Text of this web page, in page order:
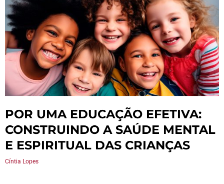
POR UMA EDUCAÇÃO EFETIVA:
CONSTRUINDO A SAÚDE MENTAL
E ESPIRITUAL DAS CRIANÇAS
Cíntia Lopes